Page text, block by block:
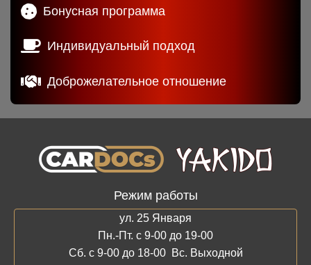
Бонусная программа
Индивидуальный подход
Доброжелательное отношение
Режим работы
ул. 25 Января
Пн.-Пт. с 9-00 до 19-00
Сб. с 9-00 до 18-00 Вс. Выходной